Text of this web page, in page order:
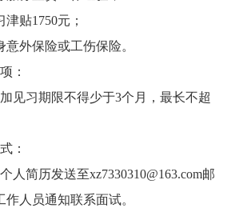
贴1750元；
外保险或工伤保险。
：
习期限不得少于3个月，最长不超
：
人简历发送至xz7330310@163.com邮
人员通知联系面试。